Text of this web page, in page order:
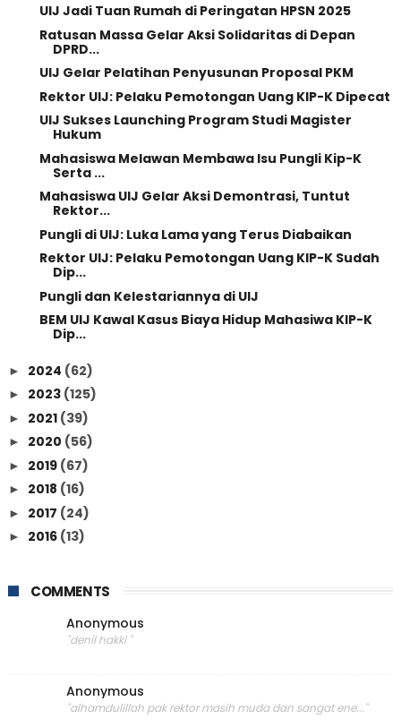
UIJ Jadi Tuan Rumah di Peringatan HPSN 2025
Ratusan Massa Gelar Aksi Solidaritas di Depan
DPRD...
UIJ Gelar Pelatihan Penyusunan Proposal PKM
Rektor UIJ: Pelaku Pemotongan Uang KIP-K Dipecat
UIJ Sukses Launching Program Studi Magister
Hukum
Mahasiswa Melawan Membawa Isu Pungli Kip-K
Serta ...
Mahasiswa UIJ Gelar Aksi Demontrasi, Tuntut
Rektor...
Pungli di UIJ: Luka Lama yang Terus Diabaikan
Rektor UIJ: Pelaku Pemotongan Uang KIP-K Sudah
Dip...
Pungli dan Kelestariannya di UIJ
BEM UIJ Kawal Kasus Biaya Hidup Mahasiwa KIP-K
Dip...
► 2024 (62)
► 2023 (125)
► 2021 (39)
► 2020 (56)
► 2019 (67)
► 2018 (16)
► 2017 (24)
► 2016 (13)
COMMENTS
Anonymous
"denil hakki "
Anonymous
"alhamdulillah pak rektor masih muda dan sangat ene..."